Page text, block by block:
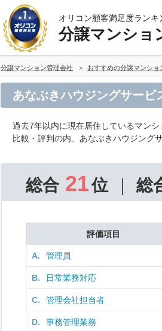
オリコン顧客満足度ランキ
分譲マンショ
分譲マンション管理会社 おすすめの分譲マンシ
あなぶきハウジングサービ
過去7年以内に現在居住しているマン
比較・評判の内、あなぶきハウジング
総合 21位 総
評価項目
A. 管理員
B. 日常業務対応
C. 管理会社担当者
D. 事務管理業務